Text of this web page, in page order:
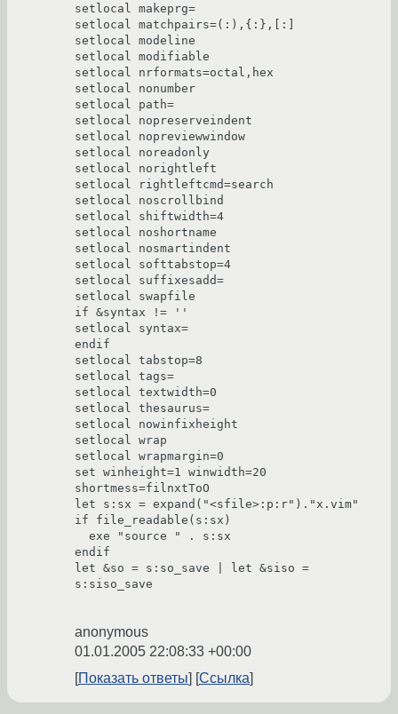
setlocal makeprg=
setlocal matchpairs=(:),{:},[:]
setlocal modeline
setlocal modifiable
setlocal nrformats=octal,hex
setlocal nonumber
setlocal path=
setlocal nopreserveindent
setlocal nopreviewwindow
setlocal noreadonly
setlocal norightleft
setlocal rightleftcmd=search
setlocal noscrollbind
setlocal shiftwidth=4
setlocal noshortname
setlocal nosmartindent
setlocal softtabstop=4
setlocal suffixesadd=
setlocal swapfile
if &syntax != ''
setlocal syntax=
endif
setlocal tabstop=8
setlocal tags=
setlocal textwidth=0
setlocal thesaurus=
setlocal nowinfixheight
setlocal wrap
setlocal wrapmargin=0
set winheight=1 winwidth=20
shortmess=filnxtToO
let s:sx = expand("<sfile>:p:r")."x.vim"
if file_readable(s:sx)
endif
let &so = s:so_save | let &siso =
s:siso_save
anonymous
01.01.2005 22:08:33 +00:00
Показать ответы
Ссылка